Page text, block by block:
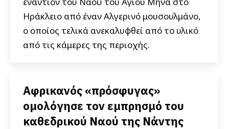
Ηράκλειο από έναν Αλγερινό μουσουλμάνο,
ο οποίος τελικά ανεκαλυφθεί από το υλικό
από τις κάμερες της περιοχής.
Αφρικανός «πρόσφυγας»
ομολόγησε τον εμπρησμό του
καθεδρικού Ναού της Νάντης